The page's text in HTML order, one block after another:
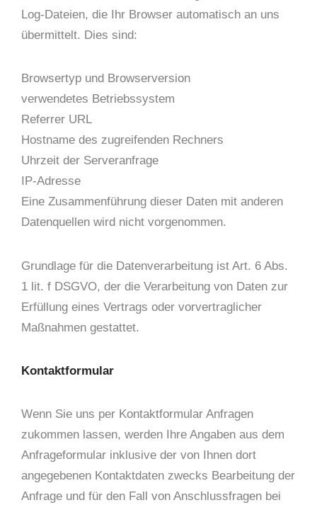
Log-Dateien, die Ihr Browser automatisch an uns
übermittelt. Dies sind:
Browsertyp und Browserversion
verwendetes Betriebssystem
Referrer URL
Hostname des zugreifenden Rechners
Uhrzeit der Serveranfrage
IP-Adresse
Eine Zusammenführung dieser Daten mit anderen
Datenquellen wird nicht vorgenommen.
Grundlage für die Datenverarbeitung ist Art. 6 Abs.
1 lit. f DSGVO, der die Verarbeitung von Daten zur
Erfüllung eines Vertrags oder vorvertraglicher
Maßnahmen gestattet.
Kontaktformular
Wenn Sie uns per Kontaktformular Anfragen
zukommen lassen, werden Ihre Angaben aus dem
Anfrageformular inklusive der von Ihnen dort
angegebenen Kontaktdaten zwecks Bearbeitung der
Anfrage und für den Fall von Anschlussfragen bei